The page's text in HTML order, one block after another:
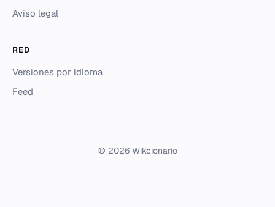
Aviso legal
RED
Versiones por idioma
Feed
© 2026 Wikcionario